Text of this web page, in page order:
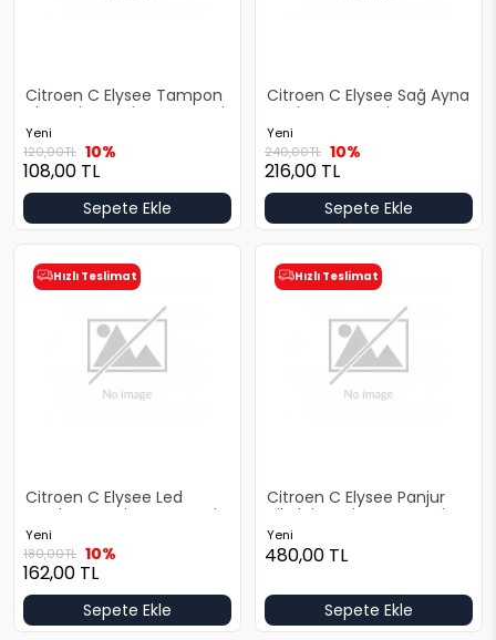
Citroen C Elysee Tampon
Alt Panjur Yeni Yan Sanayi
Yeni
120,00TL 10%
108,00 TL
Sepete Ekle
Citroen C Elysee Sağ Ayna
Yeni Yan Sanayi
Yeni
240,00TL 10%
216,00 TL
Sepete Ekle
Hızlı Teslimat
Citroen C Elysee Led
Lambası Yeni Yan Sanayi
Yeni
180,00TL 10%
162,00 TL
Sepete Ekle
Hızlı Teslimat
Citroen C Elysee Panjur
Nikelajı Yeni Yan Sanayi
Yeni
480,00 TL
Sepete Ekle